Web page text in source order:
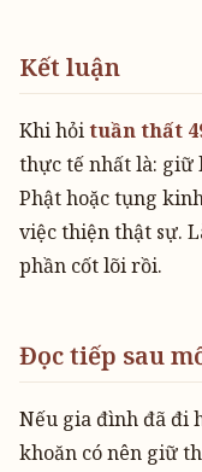
Kết luận
Khi hỏituần thất
thực tế nhất là: giữ
Phật hoặc tụng
việc thiện thật sự.
phần cốt lõi rồi.
Đọc tiếp sau
Nếu gia đình đã đi
khoăn có nên giữ